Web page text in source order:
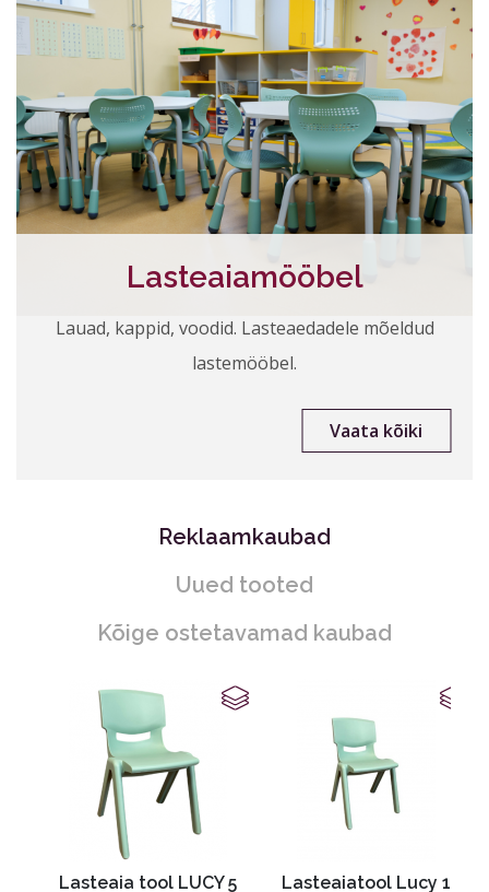
Lasteaiamööbel
Lauad, kappid, voodid. Lasteaedadele mõeldud
lastemööbel.
Vaata kõiki
Reklaamkaubad
Uued tooted
Kõige ostetavamad kaubad
Lasteaia tool LUCY 5 Lasteaiatool Lucy 1